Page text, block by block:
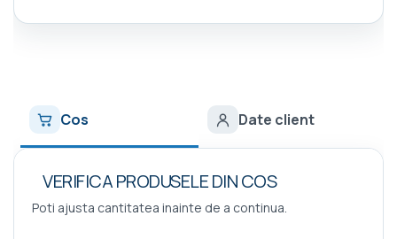
Cos Date client
VERIFICA PRODUSELE DIN COS
Poti ajusta cantitatea inainte de a continua.